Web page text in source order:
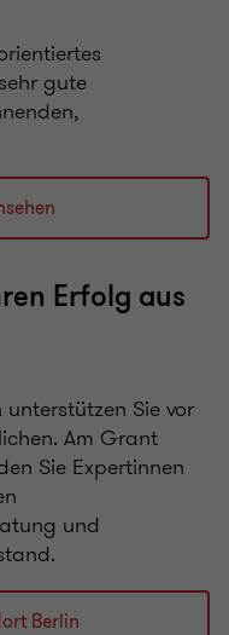
gute
Erfolg aus
Sie vor
Am Grant
Sie Expertinnen
und
Berlin